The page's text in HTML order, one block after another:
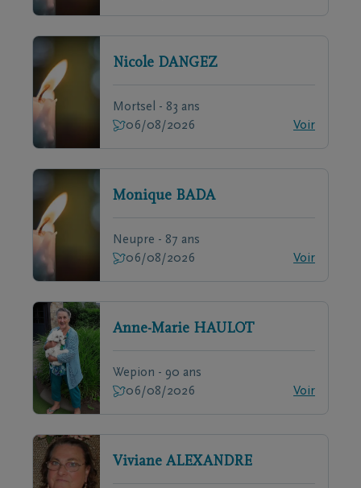
Nicole DANGEZ
Mortsel - 83 ans
06/08/2026
Voir
Monique BADA
Neupre - 87 ans
06/08/2026
Voir
Anne-Marie HAULOT
Wepion - 90 ans
06/08/2026
Voir
Viviane ALEXANDRE